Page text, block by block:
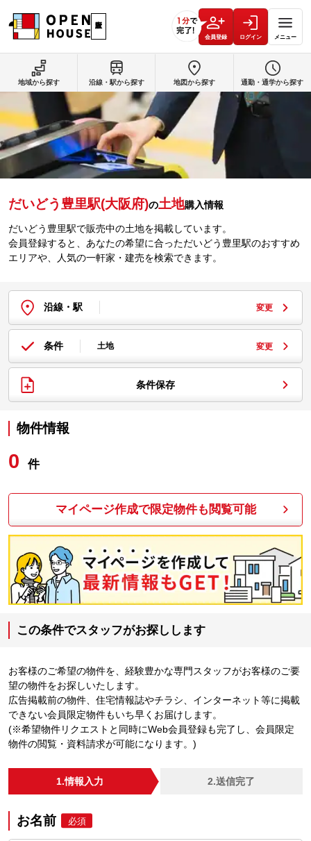
会員登録 ログイン メニュー
だいどう豊里駅(大阪府)の土地購入情報
だいどう豊里駅で販売中の土地を掲載しています。
会員登録すると、あなたの希望に合っただいどう豊里駅のおすすめ
エリアや、人気の一軒家・建売を検索できます。
沿線・駅 変更
条件 土地 変更
条件保存
物件情報
0 件
マイページ作成で限定物件も閲覧可能
この条件でスタッフがお探しします
お客様のご希望の物件を、経験豊かな専門スタッフがお客様のご要
望の物件をお探しいたします。
広告掲載前の物件、住宅情報誌やチラシ、インターネット等に掲載
できない会員限定物件もいち早くお届けします。
(※希望物件リクエストと同時にWeb会員登録も完了し、会員限定
物件の閲覧・資料請求が可能になります。)
1.情報入力 2.送信完了
お名前 必須
地域から探す 沿線・駅から探す 地図から探す 通勤・通学から探す